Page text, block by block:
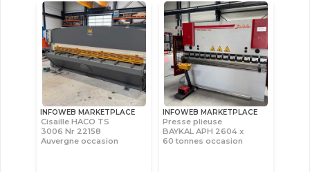
INFOWEB MARKETPLACE
Cisaille HACO TS
3006 Nr 22158
Auvergne occasion
INFOWEB MARKETPLACE
Presse plieuse
BAYKAL APH 2604 x
60 tonnes occasion